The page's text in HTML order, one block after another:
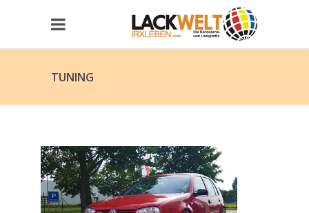
TUNING